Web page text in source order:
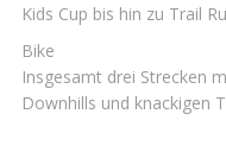
Kids Cup bis hin zu Trail
Bike
Insgesamt drei Strecken
Downhills und knackigen